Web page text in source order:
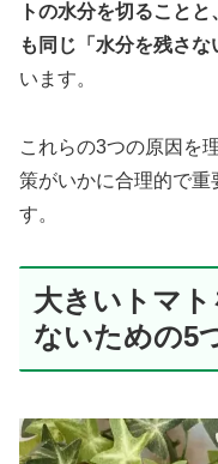
トの水分を切ること
も同じ「水分を残さ
います。
これらの3つの原因を
策がいかに合理的で
す。
大きいトマ
ないための5